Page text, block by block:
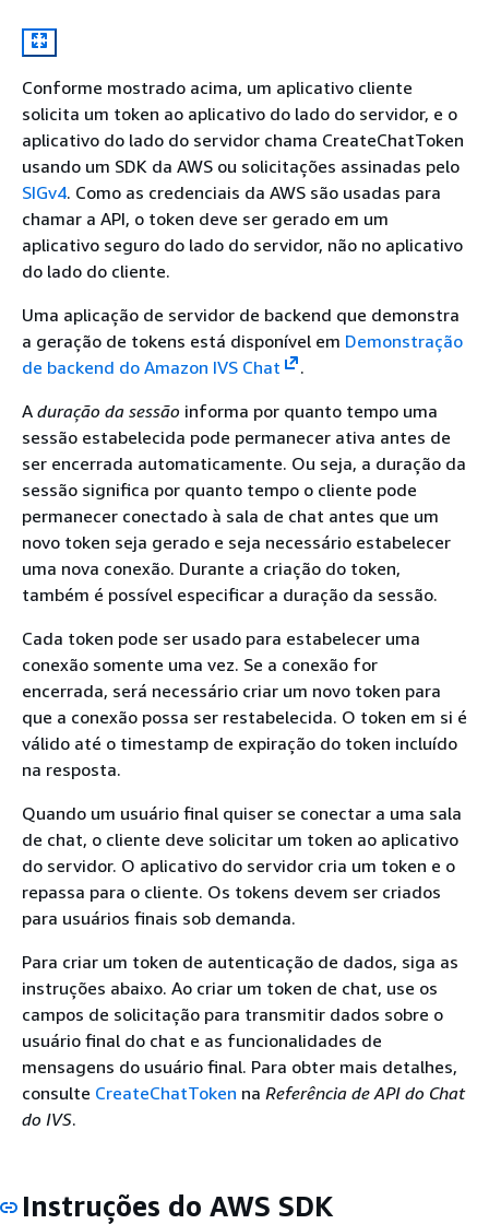
Conforme mostrado acima, um aplicativo cliente
solicita um token ao aplicativo do lado do servidor, e o
aplicativo do lado do servidor chama CreateChatToken
usando um SDK da AWS ou solicitações assinadas pelo
SIGv4. Como as credenciais da AWS são usadas para
chamar a API, o token deve ser gerado em um
aplicativo seguro do lado do servidor, não no aplicativo
do lado do cliente.
Uma aplicação de servidor de backend que demonstra
a geração de tokens está disponível em Demonstração
de backend do Amazon IVS Chat
.
A duração da sessão informa por quanto tempo uma
sessão estabelecida pode permanecer ativa antes de
ser encerrada automaticamente. Ou seja, a duração da
sessão significa por quanto tempo o cliente pode
permanecer conectado à sala de chat antes que um
novo token seja gerado e seja necessário estabelecer
uma nova conexão. Durante a criação do token,
também é possível especificar a duração da sessão.
Cada token pode ser usado para estabelecer uma
conexão somente uma vez. Se a conexão for
encerrada, será necessário criar um novo token para
que a conexão possa ser restabelecida. O token em si é
válido até o timestamp de expiração do token incluído
na resposta.
Quando um usuário final quiser se conectar a uma sala
de chat, o cliente deve solicitar um token ao aplicativo
do servidor. O aplicativo do servidor cria um token e o
repassa para o cliente. Os tokens devem ser criados
para usuários finais sob demanda.
Para criar um token de autenticação de dados, siga as
instruções abaixo. Ao criar um token de chat, use os
campos de solicitação para transmitir dados sobre o
usuário final do chat e as funcionalidades de
mensagens do usuário final. Para obter mais detalhes,
consulte CreateChatToken na Referência de API do Chat
do IVS.
Instruções do AWS SDK